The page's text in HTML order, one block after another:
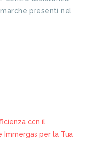
presenti nel
con il
Immergas per la Tua